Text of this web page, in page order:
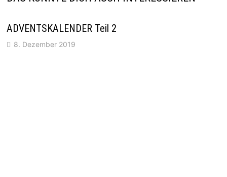
ADVENTSKALENDER Teil 2
8. Dezember 2019